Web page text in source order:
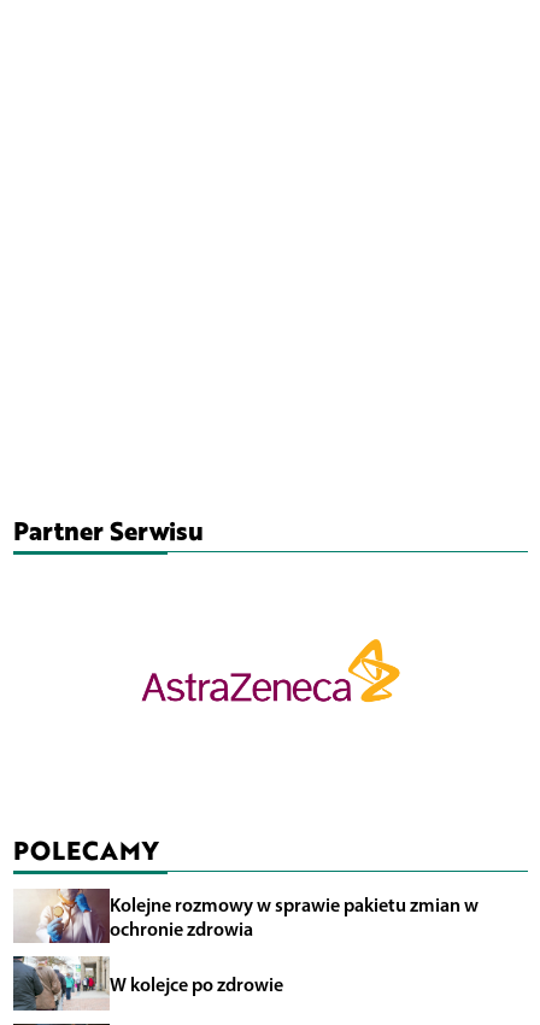
Partner Serwisu
POLECAMY
Kolejne rozmowy w sprawie pakietu zmian w
ochronie zdrowia
W kolejce po zdrowie